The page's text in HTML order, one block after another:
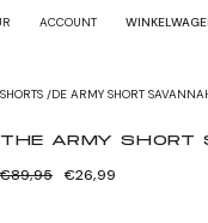
ACCOUNT
SHORTS /DE ARMY SHORT
THE ARMY SHORT
Normale
€89,95 €26,99